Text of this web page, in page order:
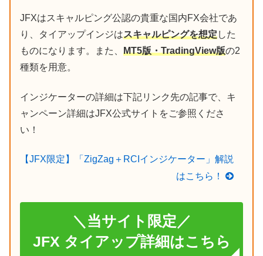
JFXはスキャルピング公認の貴重な国内FX会社であ
り、タイアップインジはスキャルピングを想定した
ものになります。また、 MT5版・TradingView版の2
種類を用意。
インジケーターの詳細は下記リンク先の記事で、キ
ャンペーン詳細はJFX公式サイトをご参照くださ
い！
【JFX限定】「ZigZag＋RCIインジケーター」解説
はこちら！
＼当サイト限定／
JFX タイアップ詳細はこちら